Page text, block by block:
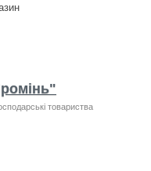
товариства